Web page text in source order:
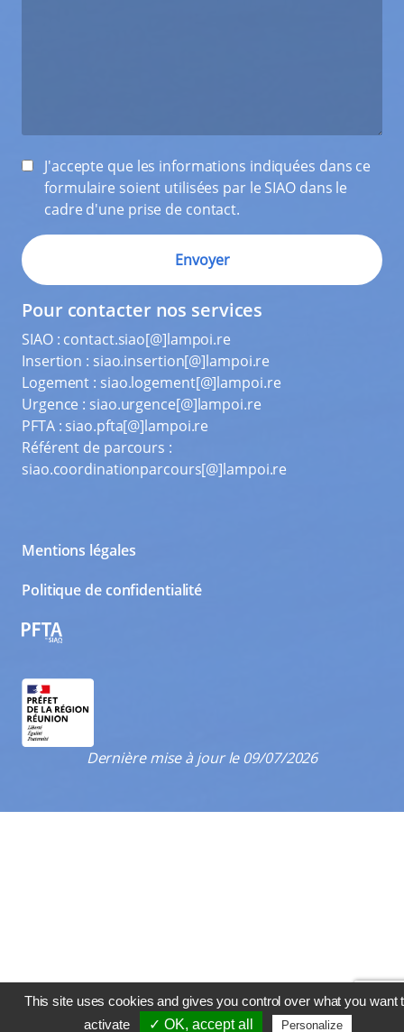
J'accepte que les informations indiquées dans ce
formulaire soient utilisées par le SIAO dans le
cadre d'une prise de contact.
Pour contacter nos services
SIAO : contact.siao[@]lampoi.re
Insertion : siao.insertion[@]lampoi.re
Logement : siao.logement[@]lampoi.re
Urgence : siao.urgence[@]lampoi.re
PFTA : siao.pfta[@]lampoi.re
Référent de parcours :
siao.coordinationparcours[@]lampoi.re
Mentions légales
Politique de confidentialité
PFTA
Dernière mise à jour le 09/07/2026
This site uses cookies and gives you control over what you want
activate
✓ OK, accept all Personalize